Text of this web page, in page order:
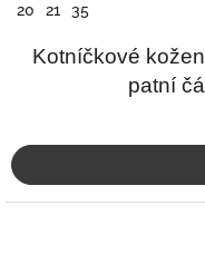
20 21 35
Kotníčkové
patní